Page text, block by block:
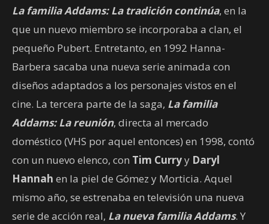
La familia Addams: La tradición continúa, en la
que un nuevo miembro se incorporaba a clan, el
pequeño Pubert. Entretanto, en 1992 Hanna-
Barbera sacaba una nueva serie animada con
diseños adaptados a los personajes vistos en el
cine. La tercera parte de la saga, La familia
Addams: La reunión, directa al mercado
doméstico (VHS por aquel entonces) en 1998, contó
con un nuevo elenco, con Tim Curryy Daryl
Hannah en la piel de Gómez y Morticia. Aquel
mismo año, se estrenaba en televisión una nueva
serie de acción real, La nueva familia Addams. Y